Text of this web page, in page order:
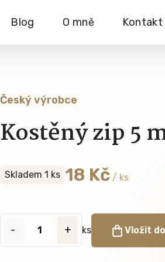
Blog O mně Kontakt
Kostěný zip 5
Český výrobce
Skladem 1 ks 18 Kč / ks
- + ks Vložit